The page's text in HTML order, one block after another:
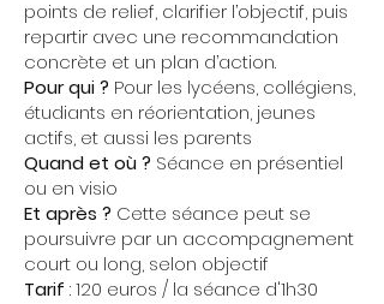
points de relief, clarifier l’objectif, puis
repartir avec une recommandation
concrète et un plan d’action.
Pour qui ? Pour les lycéens, collégiens,
étudiants en réorientation, jeunes
actifs, et aussi les parents
Quand et où ? Séance en présentiel
ou en visio
Et après ? Cette séance peut se
poursuivre par un accompagnement
court ou long, selon objectif
Tarif : 120 euros / la séance d'1h30